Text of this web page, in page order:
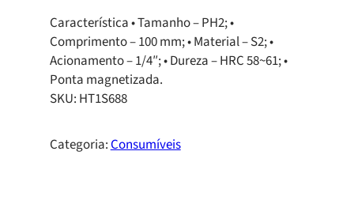
Característica • Tamanho – PH2; •
Comprimento – 100 mm; • Material – S2; •
Acionamento – 1/4″; • Dureza – HRC 58~61; •
Ponta magnetizada.
SKU: HT1S688
Categoria:Consumíveis